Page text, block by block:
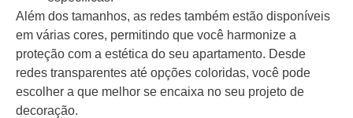
Além dos tamanhos, as redes também estão disponíveis
em várias cores, permitindo que você harmonize a
proteção com a estética do seu apartamento. Desde
redes transparentes até opções coloridas, você pode
escolher a que melhor se encaixa no seu projeto de
decoração.